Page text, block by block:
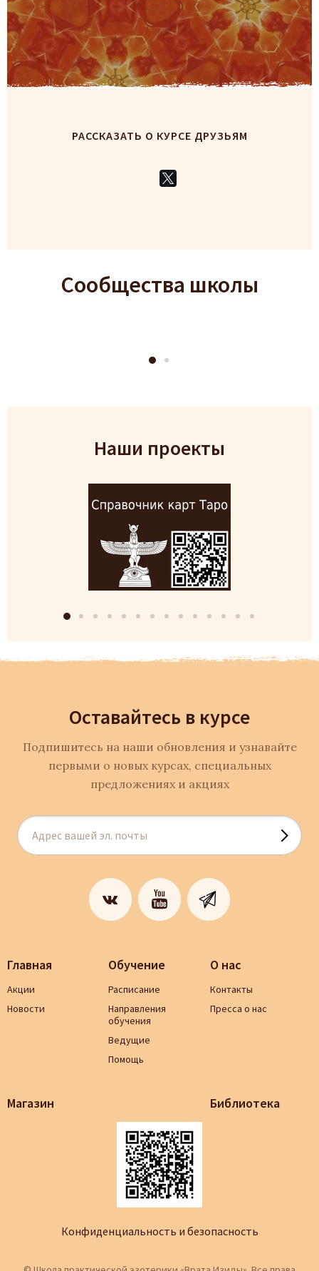
РАССКАЗАТЬ О КУРСЕ ДРУЗЬЯМ
Сообщества школы
Наши проекты
Оставайтесь в курсе
Подпишитесь на наши обновления и узнавайте
первыми о новых курсах, специальных
предложениях и акциях
Главная
Акции
Новости
Обучение
Расписание
Направления
обучения
Ведущие
Помощь
О нас
Контакты
Пресса о нас
Магазин Библиотека
Конфиденциальность и безопасность